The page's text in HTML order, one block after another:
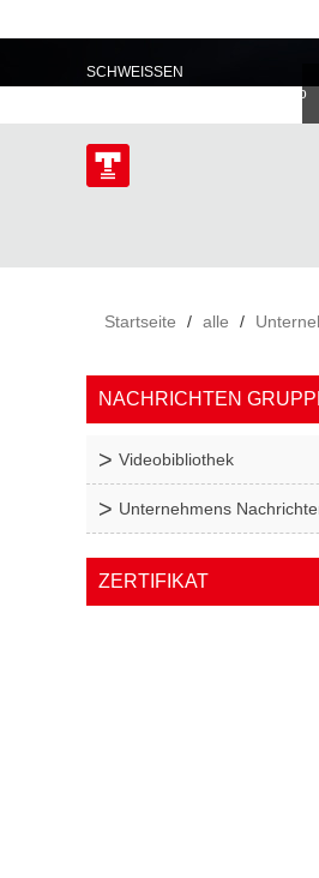
SCHWEISSEN
Italiano
Polski
Startseite / alle /
NACHRICHTEN
Videobibliothek
Unternehmens
ZERTIFIKAT